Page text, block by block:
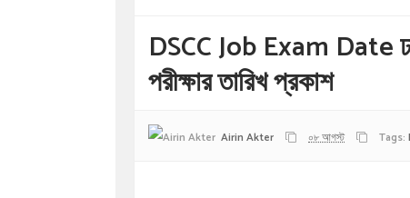
DSCC Job Exam Date
পরীক্ষার তারিখ প্রকাশ
Airin Akter ০৮ আগস্ট Tags: